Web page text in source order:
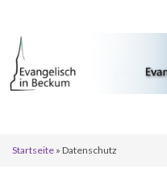
Startseite » Datenschutz